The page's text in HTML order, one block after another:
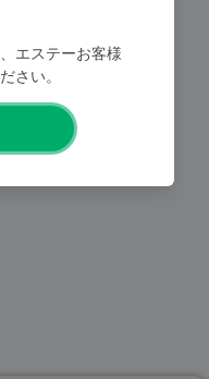
エステーお客様
さい。